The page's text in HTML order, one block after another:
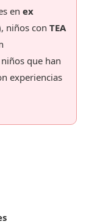
en ex
niños con TEA
que han
experiencias